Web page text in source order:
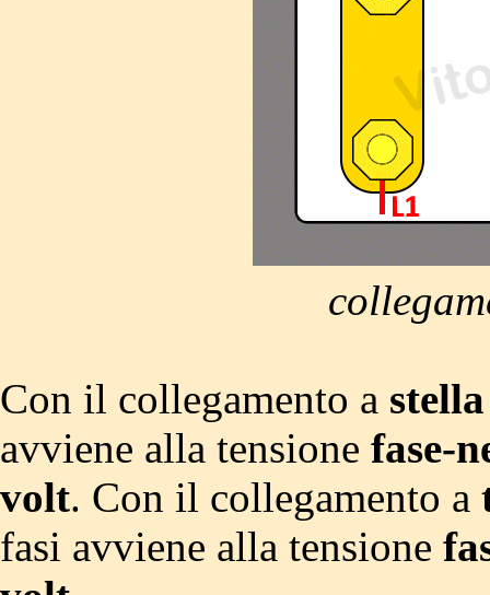
Con il collegamento a stella
avviene alla tensione fase-
volt. Con il collegamento a
fasi avviene alla tensione